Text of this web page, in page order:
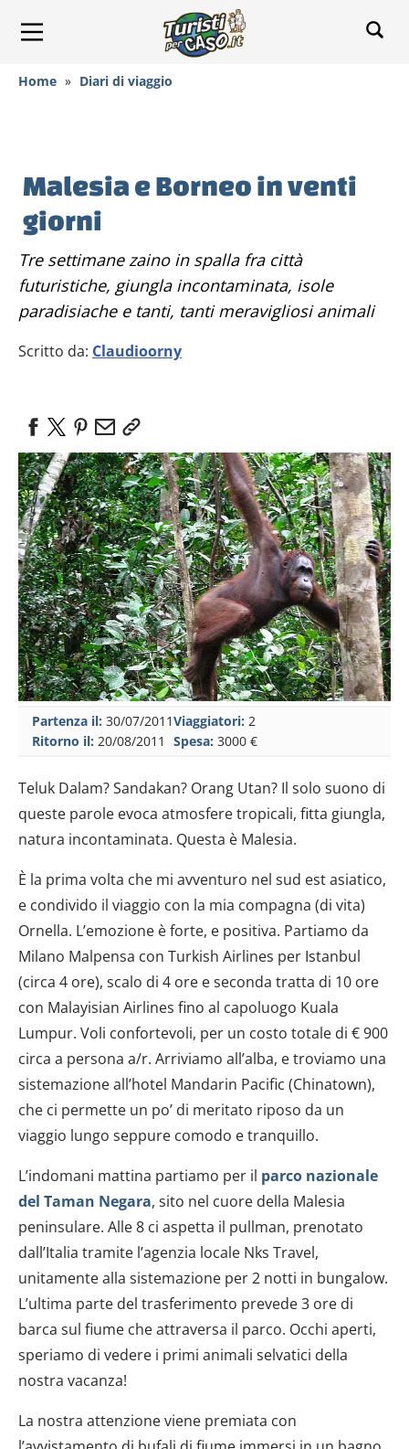
Home » Diari di viaggio
Malesia e Borneo in venti
giorni
Tre settimane zaino in spalla fra città
futuristiche, giungla incontaminata, isole
paradisiache e tanti, tanti meravigliosi animali
Scritto da: Claudioorny
Partenza il: 30/07/2011
Ritorno il: 20/08/2011
Viaggiatori: 2
Spesa: 3000 €
Teluk Dalam? Sandakan? Orang Utan? Il solo suono di
queste parole evoca atmosfere tropicali, fitta giungla,
natura incontaminata. Questa è Malesia.
È la prima volta che mi avventuro nel sud est asiatico,
e condivido il viaggio con la mia compagna (di vita)
Ornella. L’emozione è forte, e positiva. Partiamo da
Milano Malpensa con Turkish Airlines per Istanbul
(circa 4 ore), scalo di 4 ore e seconda tratta di 10 ore
con Malayisian Airlines fino al capoluogo Kuala
Lumpur. Voli confortevoli, per un costo totale di € 900
circa a persona a/r. Arriviamo all’alba, e troviamo una
sistemazione all’hotel Mandarin Pacific (Chinatown),
che ci permette un po’ di meritato riposo da un
viaggio lungo seppure comodo e tranquillo.
L’indomani mattina partiamo per il parco nazionale
del Taman Negara, sito nel cuore della Malesia
peninsulare. Alle 8 ci aspetta il pullman, prenotato
dall’Italia tramite l’agenzia locale Nks Travel,
unitamente alla sistemazione per 2 notti in bungalow.
L’ultima parte del trasferimento prevede 3 ore di
barca sul fiume che attraversa il parco. Occhi aperti,
speriamo di vedere i primi animali selvatici della
nostra vacanza!
La nostra attenzione viene premiata con